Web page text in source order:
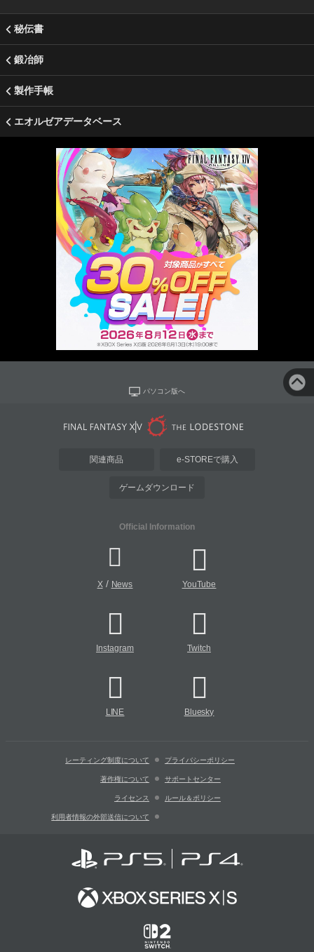
秘伝書
鍛冶師
製作手帳
エオルゼアデータベース
パソコン版へ
関連商品 e-STOREで購入
ゲームダウンロード
Official Information
X/ News YouTube
Instagram Twitch
LINE Bluesky
レーティング制度について プライバシーポリシー
著作権について サポートセンター
ライセンス ルール＆ポリシー
利用者情報の外部送信について